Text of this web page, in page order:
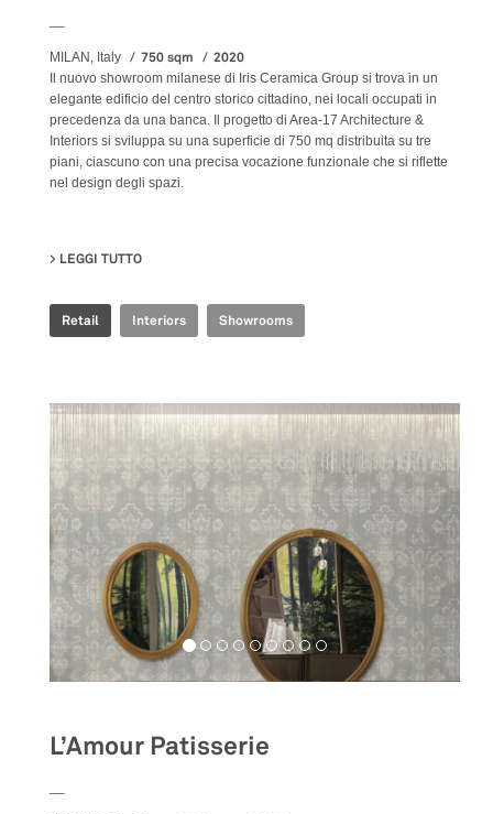
MILAN, Italy 750 sqm 2020
Il nuovo showroom milanese di Iris Ceramica Group si trova in un
elegante edificio del centro storico cittadino, nei locali occupati in
precedenza da una banca. Il progetto di Area-17 Architecture &
Interiors si sviluppa su una superficie di 750 mq distribuita su tre
piani, ciascuno con una precisa vocazione funzionale che si riflette
nel design degli spazi.
LEGGI TUTTO
Retail Interiors Showrooms
L’Amour Patisserie